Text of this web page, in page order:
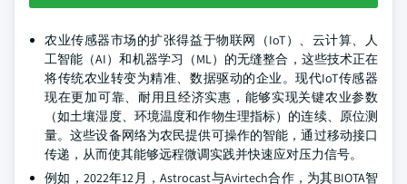
农业传感器市场的扩张得益于物联网（IoT）、云计算、人
工智能（AI）和机器学习（ML）的无缝整合，这些技术正在
将传统农业转变为精准、数据驱动的企业。现代IoT传感器
现在更加可靠、耐用且经济实惠，能够实现关键农业参数
（如土壤湿度、环境温度和作物生理指标）的连续、原位测
量。这些设备网络为农民提供可操作的智能，通过移动接口
传递，从而使其能够远程微调实践并快速应对压力信号。
例如，2022年12月，Astrocast与Avirtech合作，为其BIOTA智